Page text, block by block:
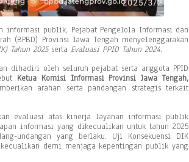
informasi publik, Pejabat Pengelola Informasi dan
(BPBD) Provinsi Jawa Tengah menyelenggarakan
Tahun 2025serta Evaluasi PPID Tahun 2024.
dihadiri oleh seluruh pejabat serta anggota PPID
Ketua Komisi Informasi Provinsi Jawa Tengah,
arahan serta pandangan strategis terkait
evaluasi atas kinerja layanan informasi publik
informasi yang dikecualikan untuk tahun 2025
undangan yang berlaku. Uji Konsekuensi DIK
demi menjaga kepentingan publik yang